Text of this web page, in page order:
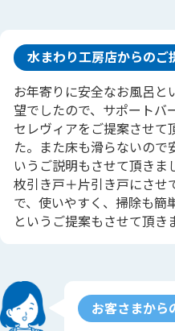
水まわり工房店からのご
お年寄りに安全なお風呂と
望でしたので、サポートバ
セレヴィアをご提案させて
た。また床も滑らないので
いうご説明もさせて頂きま
枚引き戸＋片引き戸にさせ
で、使いやすく、掃除も簡
というご提案もさせて頂き
お客さまから